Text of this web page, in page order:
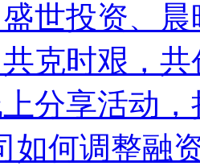
世投资、
共克时艰，
分享活动
如何调整融